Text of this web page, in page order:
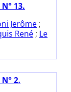
13.
Jerôme ;
René ; Le
2.